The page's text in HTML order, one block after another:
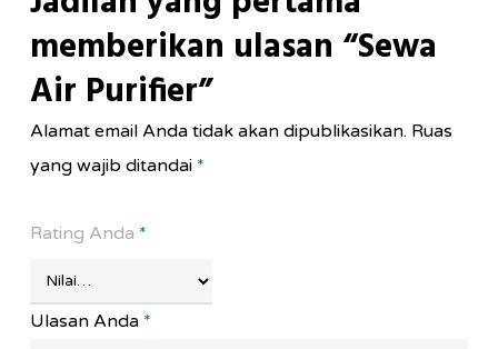
memberikan ulasan “Sewa
Air Purifier”
Alamat email Anda tidak akan dipublikasikan. Ruas
yang wajib ditandai *
Rating Anda *
Ulasan Anda *